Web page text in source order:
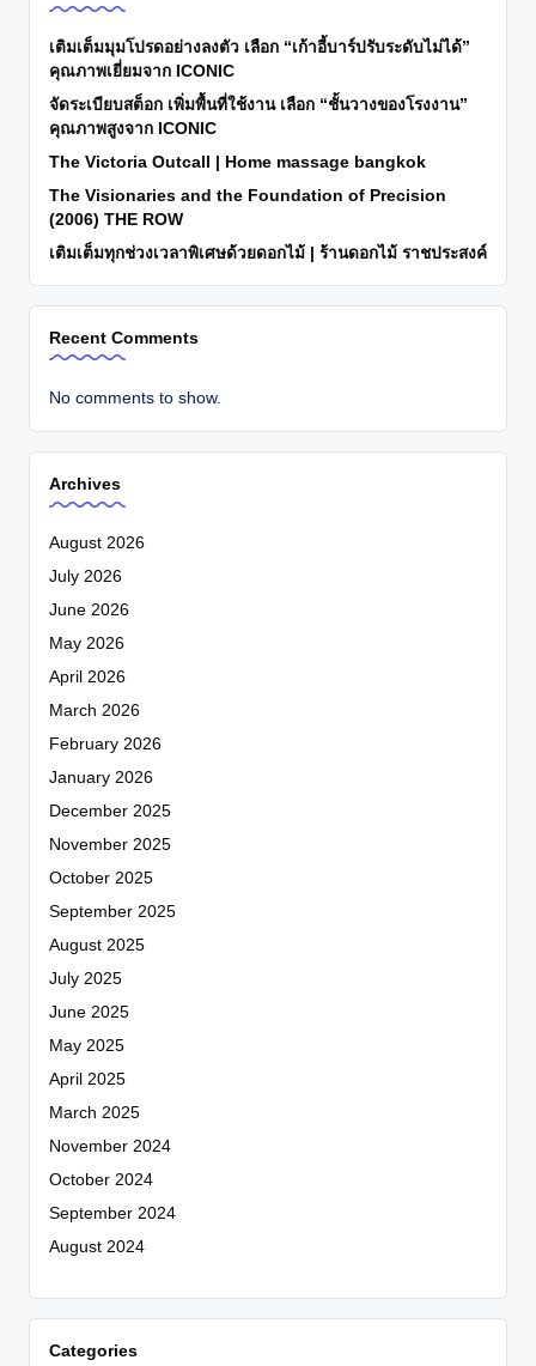
เติมเต็มมุมโปรดอย่างลงตัว เลือก “เก้าอี้บาร์ปรับระดับไม่ได้”
คุณภาพเยี่ยมจาก ICONIC
จัดระเบียบสต็อก เพิ่มพื้นที่ใช้งาน เลือก “ชั้นวางของโรงงาน”
คุณภาพสูงจาก ICONIC
The Victoria Outcall | Home massage bangkok
The Visionaries and the Foundation of Precision
(2006) THE ROW
เติมเต็มทุกช่วงเวลาพิเศษด้วยดอกไม้ | ร้านดอกไม้ ราชประสงค์
Recent Comments
No comments to show.
Archives
August 2026
July 2026
June 2026
May 2026
April 2026
March 2026
February 2026
January 2026
December 2025
November 2025
October 2025
September 2025
August 2025
July 2025
June 2025
May 2025
April 2025
March 2025
November 2024
October 2024
September 2024
August 2024
Categories